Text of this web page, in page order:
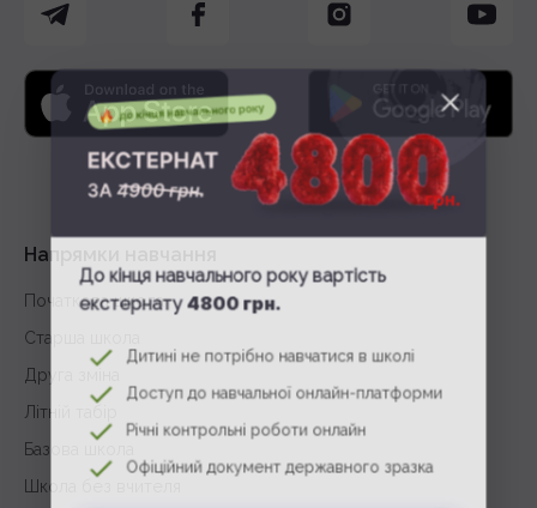
До кінця навчального року вартість
екстернату4800 грн.
Дитині не потрібно навчатися в школі
Доступ до навчальної онлайн-платформи
Річні контрольні роботи онлайн
Офіційний документ державного зразка
Напрямки навчання
Початкова школа
Старша школа
Друга зміна
Літній табір
Базова школа
Школа без вчителя